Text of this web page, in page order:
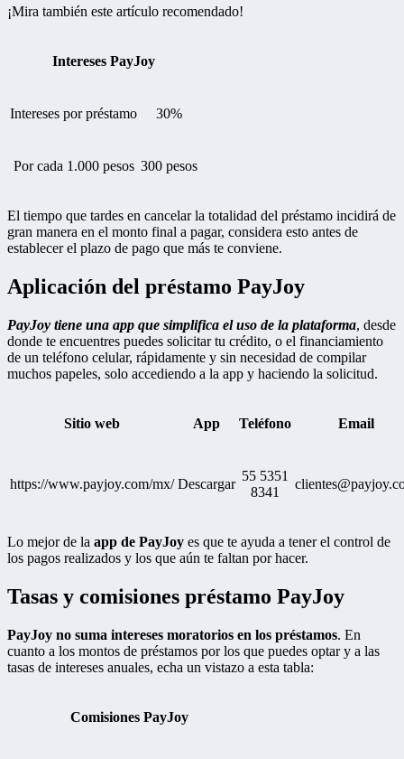
¡Mira también este artículo recomendado!
Intereses PayJoy
Intereses por préstamo 30%
Por cada 1.000 pesos 300 pesos
El tiempo que tardes en cancelar la totalidad del préstamo incidirá de
gran manera en el monto final a pagar, considera esto antes de
establecer el plazo de pago que más te conviene.
Aplicación del préstamo PayJoy
PayJoy tiene una app que simplifica el uso de la plataforma, desde
donde te encuentres puedes solicitar tu crédito, o el financiamiento
de un teléfono celular, rápidamente y sin necesidad de compilar
muchos papeles, solo accediendo a la app y haciendo la solicitud.
Sitio web App Teléfono Email
https://www.payjoy.com/mx/ Descargar
55 5351
8341
Lo mejor de la app de PayJoy es que te ayuda a tener el control de
los pagos realizados y los que aún te faltan por hacer.
Tasas y comisiones préstamo PayJoy
PayJoy no suma intereses moratorios en los préstamos. En
cuanto a los montos de préstamos por los que puedes optar y a las
tasas de intereses anuales, echa un vistazo a esta tabla:
Comisiones PayJoy